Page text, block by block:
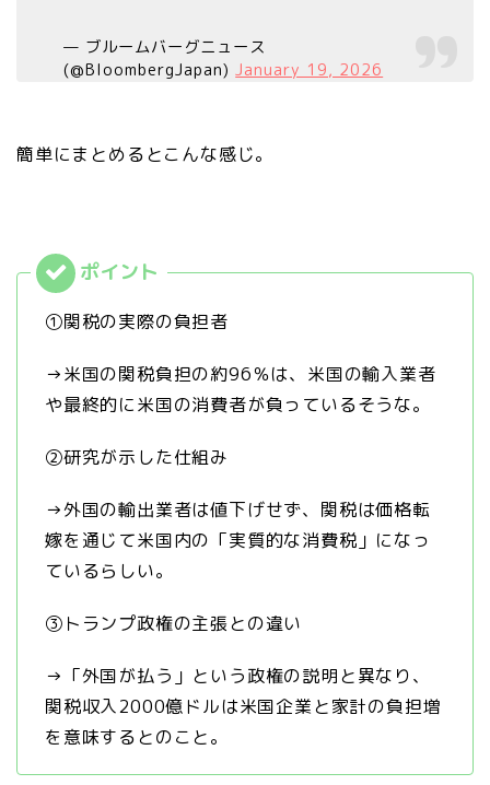
— ブルームバーグニュース
(@BloombergJapan)January 19, 2026
簡単にまとめるとこんな感じ。
①関税の実際の負担者
→米国の関税負担の約96％は、米国の輸入業者
や最終的に米国の消費者が負っているそうな。
②研究が示した仕組み
→外国の輸出業者は値下げせず、関税は価格転
嫁を通じて米国内の「実質的な消費税」になっ
ているらしい。
③トランプ政権の主張との違い
→「外国が払う」という政権の説明と異なり、
関税収入2000億ドルは米国企業と家計の負担増
を意味するとのこと。